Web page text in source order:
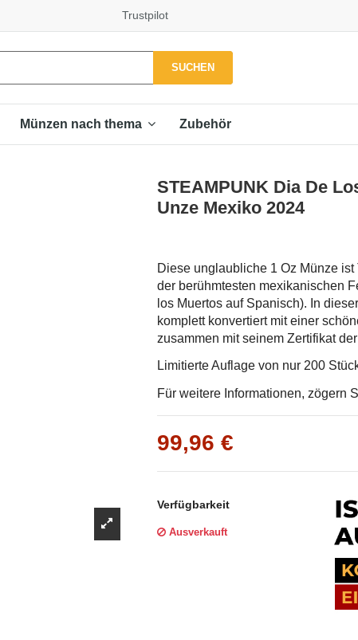
Trustpilot
SUCHEN
Münzen nach thema Zubehör
STEAMPUNK Dia De
Unze Mexiko 2024
Diese unglaubliche 1 Oz Münze
der berühmtesten mexikanischen
los Muertos auf Spanisch). In
komplett konvertiert mit einer
zusammen mit seinem Zertifikat
Limitierte Auflage von nur 200
Für weitere Informationen, zögern
99,96 €
Verfügbarkeit
Ausverkauft